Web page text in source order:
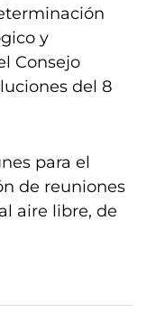
y
Consejo
del 8
para el
de reuniones
aire libre, de